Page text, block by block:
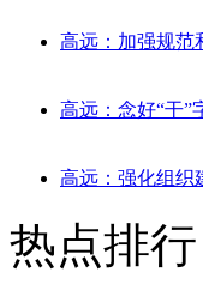
高远：加强规范
高远：念好“干”
高远：强化组织
热点排行